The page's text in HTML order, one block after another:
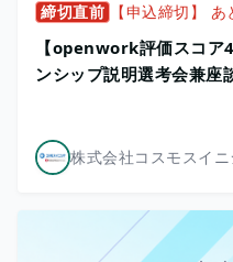
締切直前 【申込締切】
【openwork評価スコア
ンシップ説明選考会兼座
株式会社コスモスイニ